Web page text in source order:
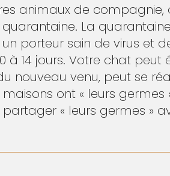
animaux de
La
porteur sain de virus et
à 14 jours. Votre chat peut
nouveau venu, peut se
ont « leurs germes
« leurs germes »